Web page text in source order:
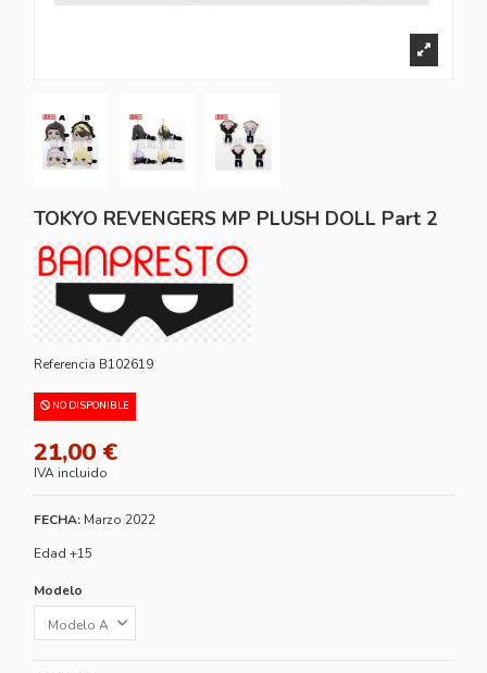
TOKYO REVENGERS MP PLUSH DOLL Part 2
Referencia B102619
NO DISPONIBLE
21,00 €
IVA incluido
FECHA: Marzo 2022
Edad +15
Modelo